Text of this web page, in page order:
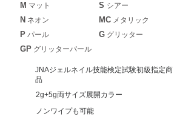
M マット S シアー
N ネオン MC メタリック
P パール G グリッター
GP グリッターパール
JNAジェルネイル技能検定試験初級指定商
品
2g+5g両サイズ展開カラー
ノンワイプも可能